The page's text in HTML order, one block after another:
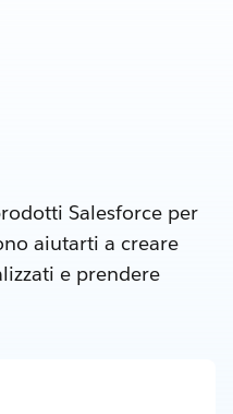
Salesforce per
aiutarti a creare
e prendere